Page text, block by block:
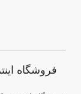
فروشگاه